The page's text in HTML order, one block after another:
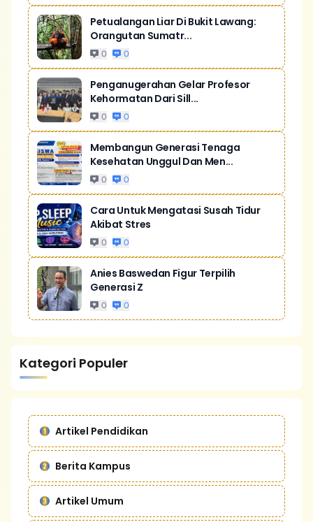
Petualangan Liar Di Bukit Lawang:
Orangutan Sumatr...
0 0
Penganugerahan Gelar Profesor
Kehormatan Dari Sill...
0 0
Membangun Generasi Tenaga
Kesehatan Unggul Dan Men...
0 0
Cara Untuk Mengatasi Susah Tidur
Akibat Stres
0 0
Anies Baswedan Figur Terpilih
Generasi Z
0 0
Kategori Populer
Artikel Pendidikan
Berita Kampus
Artikel Umum